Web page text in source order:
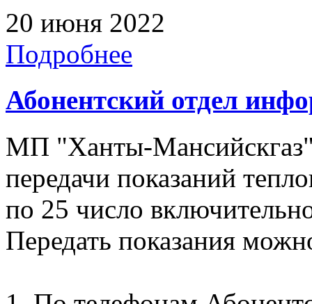
20 июня 2022
Подробнее
Абонентский отдел
МП "Ханты-Мансийскгаз"
передачи показаний
по 25 число
Передать показания